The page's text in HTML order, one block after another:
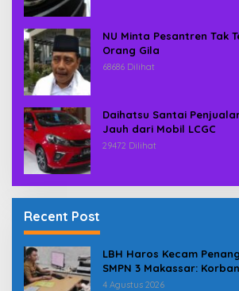
NU Minta Pesantren Tak
Orang Gila
68686 Dilihat
Daihatsu Santai
Jauh dari Mobil LCGC
29472 Dilihat
Recent Post
LBH Haros Kecam
SMPN 3 Makassar:
Pindah
4 Agustus 2026